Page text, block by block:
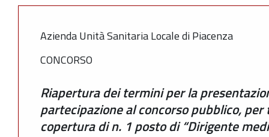
Azienda Unità Sanitaria Locale di Piacenza
CONCORSO
Riapertura dei termini per la
partecipazione al concorso pubblico,
copertura di n. 1 posto di “Dirigente